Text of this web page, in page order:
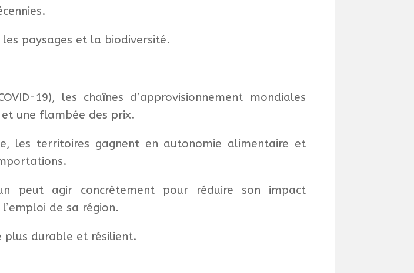
paysages et la biodiversité.
19), les chaînes d’approvisionnement mondiales
une flambée des prix.
les territoires gagnent en autonomie alimentaire et
peut agir concrètement pour réduire son impact
de sa région.
plus durable et résilient.